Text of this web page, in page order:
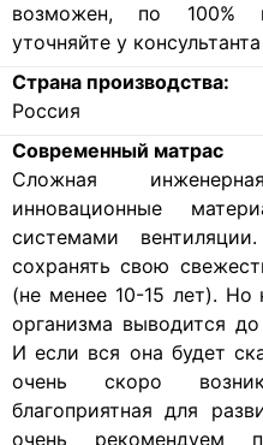
возможен, по 100%
уточняйте у
Страна производства:
Россия
Современный матрас
Cложная
инновационные
системами
сохранять свою
(не менее 10-15 лет).
организма выводится
И если вся она будет
очень скоро
благоприятная для
очень рекомендуем